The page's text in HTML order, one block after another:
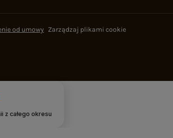
od umowy Zarządzaj plikami cookie
z całego okresu